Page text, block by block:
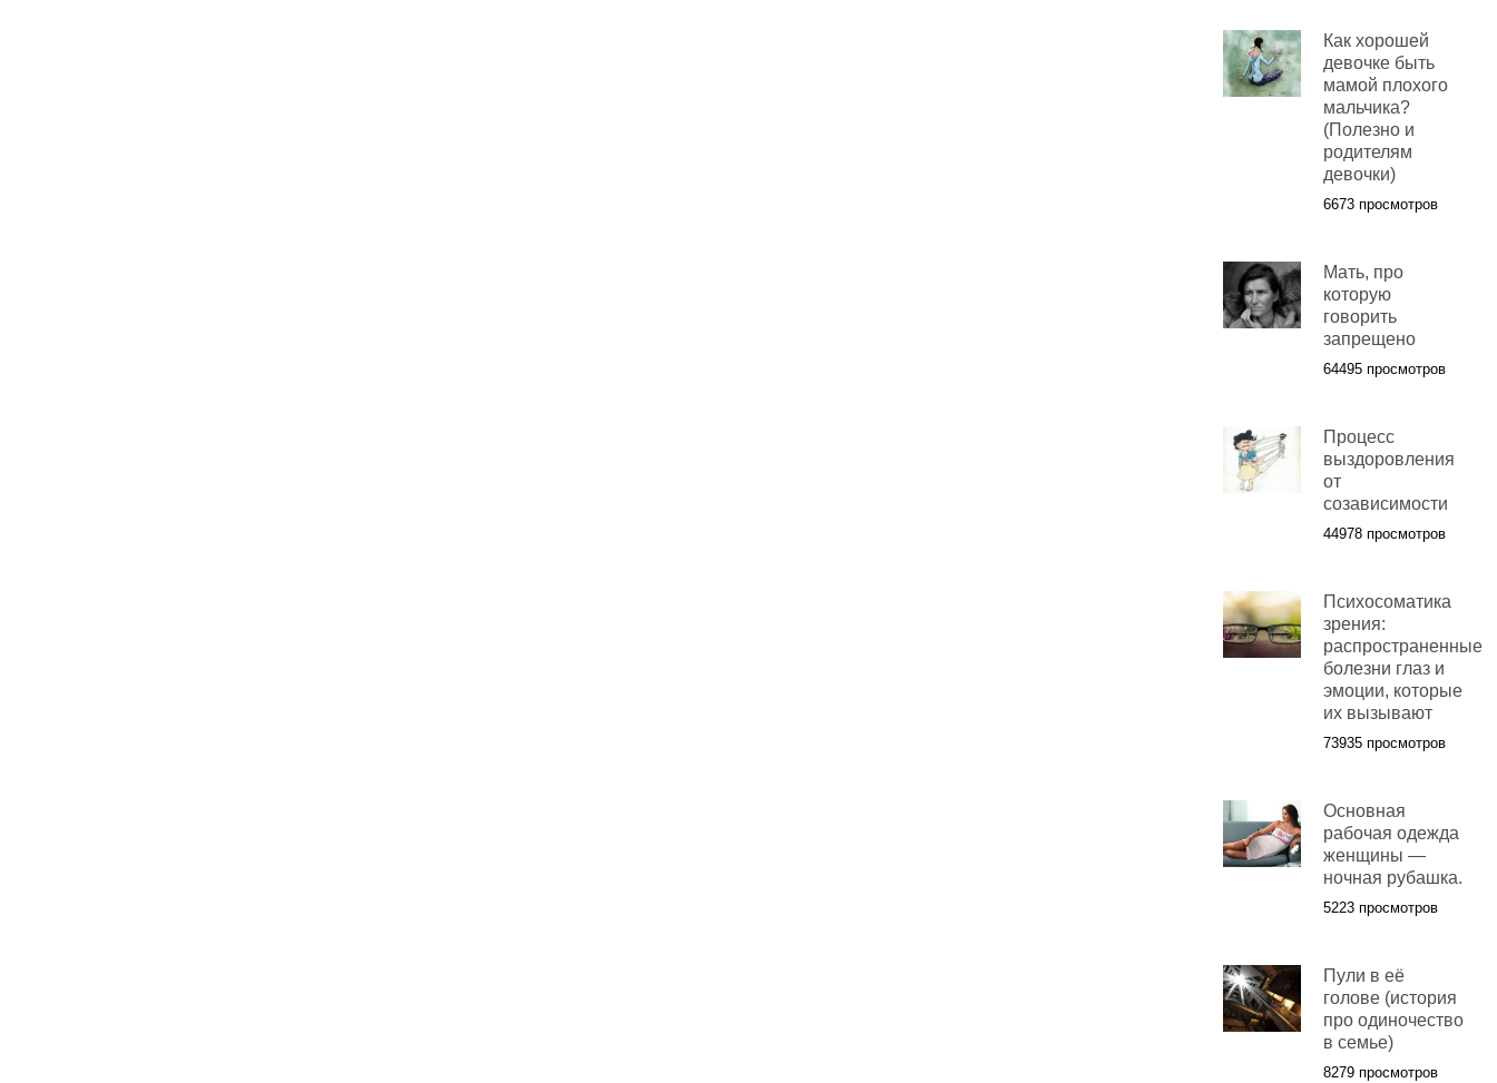
Как хорошей
девочке быть
мамой плохого
мальчика?
(Полезно и
родителям
девочки)
6673 просмотров
Мать, про
которую
говорить
запрещено
64495 просмотров
Процесс
выздоровления
от
созависимости
44978 просмотров
Психосоматика
зрения:
распространенные
болезни глаз и
эмоции, которые
их вызывают
73935 просмотров
Основная
рабочая одежда
женщины —
ночная рубашка.
5223 просмотров
Пули в её
голове (история
про одиночество
в семье)
8279 просмотров